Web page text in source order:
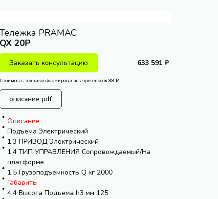
Тележка PRAMAC
QX 20P
Заказать консультацию 633 591 ₽
Стоимость техники формировалась при евро = 88 ₽
описание pdf
Описание
Подъема Электрический
1.3 ПРИВОД Электрический
1.4 ТИП УПРАВЛЕНИЯ Сопровождаемый/На
платформе
1.5 Грузоподъемность Q кг 2000
Габариты
4.4 Высота Подъема h3 мм 125